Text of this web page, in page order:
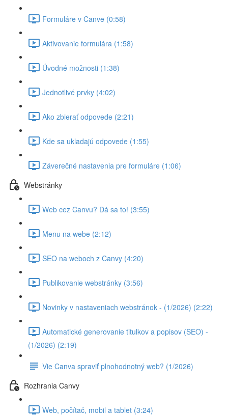
Formuláre v Canve (0:58)
Aktivovanie formulára (1:58)
Úvodné možnosti (1:38)
Jednotlivé prvky (4:02)
Ako zbierať odpovede (2:21)
Kde sa ukladajú odpovede (1:55)
Záverečné nastavenia pre formuláre (1:06)
Webstránky
Web cez Canvu? Dá sa to! (3:55)
Menu na webe (2:12)
SEO na weboch z Canvy (4:20)
Publikovanie webstránky (3:56)
Novinky v nastaveniach webstránok - (1/2026) (2:22)
Automatické generovanie titulkov a popisov (SEO) -
(1/2026) (2:19)
Vie Canva spraviť plnohodnotný web? (1/2026)
Rozhrania Canvy
Web, počítač, mobil a tablet (3:24)